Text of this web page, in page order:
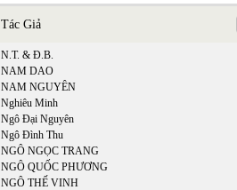
Tác Giả
N.T. & Đ.B.
NAM DAO
NAM NGUYÊN
Nghiêu Minh
Ngô Đại Nguyên
Ngô Đình Thu
NGÔ NGỌC TRANG
NGÔ QUỐC PHƯƠNG
NGÔ THẾ VINH